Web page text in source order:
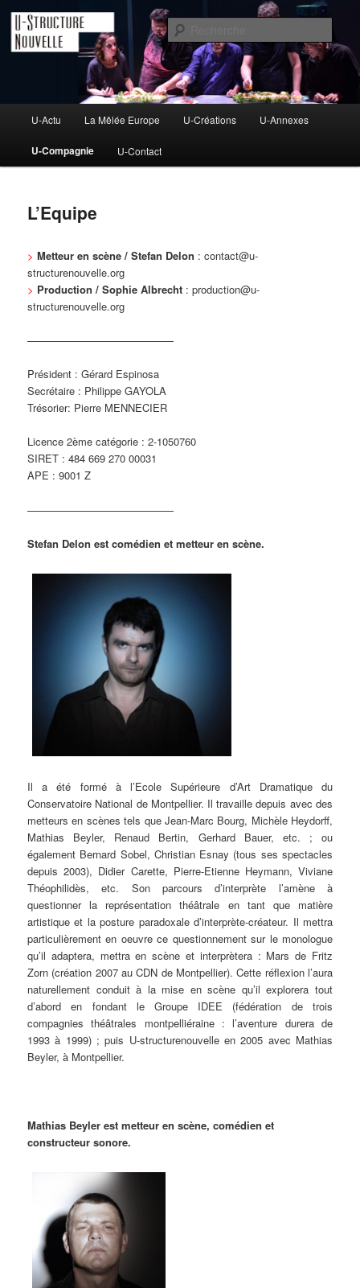
Aller
contenu
u-structurenouvelle
Une mise en chantier du monde, tout simplement !
principal
U-Actu La Mêlée Europe U-Créations U-Annexes
U-Compagnie U-Contact
L’Equipe
> Metteur en scène / Stefan Delon : contact@u-
structurenouvelle.org
> Production / Sophie Albrecht : production@u-
structurenouvelle.org
——————————————
Président : Gérard Espinosa
Secrétaire : Philippe GAYOLA
Trésorier: Pierre MENNECIER
Licence 2ème catégorie : 2-1050760
SIRET : 484 669 270 00031
APE : 9001 Z
——————————————
Stefan Delon est comédien et metteur en scène.
Il a été formé à l’Ecole Supérieure d’Art Dramatique du
Conservatoire National de Montpellier. Il travaille depuis avec des
metteurs en scènes tels que Jean-Marc Bourg, Michèle Heydorff,
Mathias Beyler, Renaud Bertin, Gerhard Bauer, etc. ; ou
également Bernard Sobel, Christian Esnay (tous ses spectacles
depuis 2003), Didier Carette, Pierre-Etienne Heymann, Viviane
Théophilidès, etc. Son parcours d’interprète l’amène à
questionner la représentation théâtrale en tant que matière
artistique et la posture paradoxale d’interprète-créateur. Il mettra
particulièrement en oeuvre ce questionnement sur le monologue
qu’il adaptera, mettra en scène et interprètera : Mars de Fritz
Zorn (création 2007 au CDN de Montpellier). Cette réflexion l’aura
naturellement conduit à la mise en scène qu’il explorera tout
d’abord en fondant le Groupe IDEE (fédération de trois
compagnies théâtrales montpelliéraine : l’aventure durera de
1993 à 1999) ; puis U-structurenouvelle en 2005 avec Mathias
Beyler, à Montpellier.
Mathias Beyler est metteur en scène, comédien et
constructeur sonore.